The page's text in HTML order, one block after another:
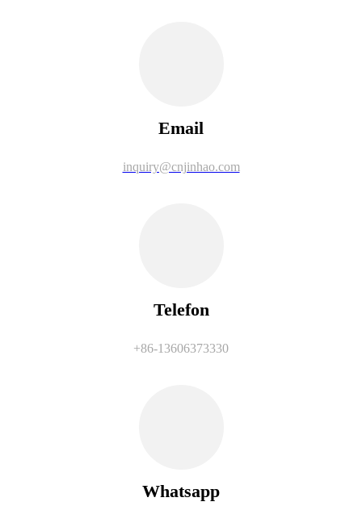
Email
inquiry@cnjinhao.com
Telefon
+86-13606373330
Whatsapp